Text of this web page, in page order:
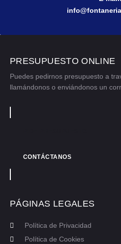
PRESUPUESTO ONLINE
Puedes pedirnos presupuesto a
llamándonos o enviándonos un
CONTÁCTANOS
PÁGINAS LEGALES
Política de Privacidad
Política de Cookies